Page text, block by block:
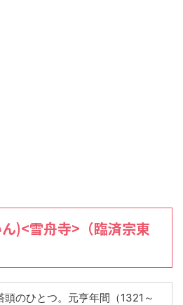
)<雪舟寺>（臨済宗東
頭のひとつ。元亨年間（1321～